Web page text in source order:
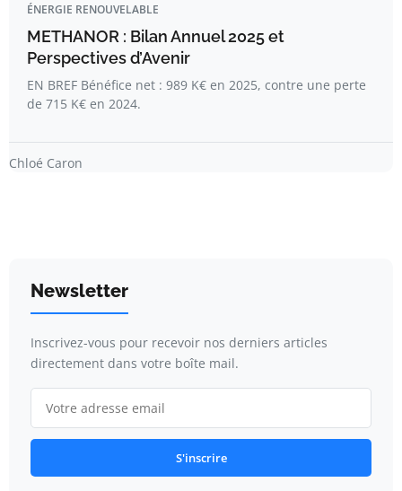
ÉNERGIE RENOUVELABLE
METHANOR : Bilan Annuel 2025 et
Perspectives d’Avenir
EN BREF Bénéfice net : 989 K€ en 2025, contre une perte
de 715 K€ en 2024.
Chloé Caron
Newsletter
Inscrivez-vous pour recevoir nos derniers articles
directement dans votre boîte mail.
S'inscrire